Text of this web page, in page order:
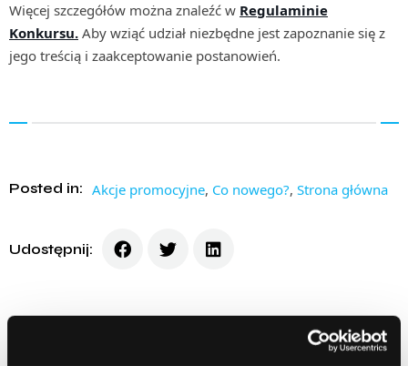
Więcej szczegółów można znaleźć w Regulaminie
Konkursu. Aby wziąć udział niezbędne jest zapoznanie się z
jego treścią i zaakceptowanie postanowień.
Posted in: Akcje promocyjne, Co nowego?, Strona główna
Udostępnij: